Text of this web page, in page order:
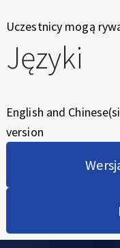
Uczestnicy mogą
Języki
English and
version
Skip back to main navigation